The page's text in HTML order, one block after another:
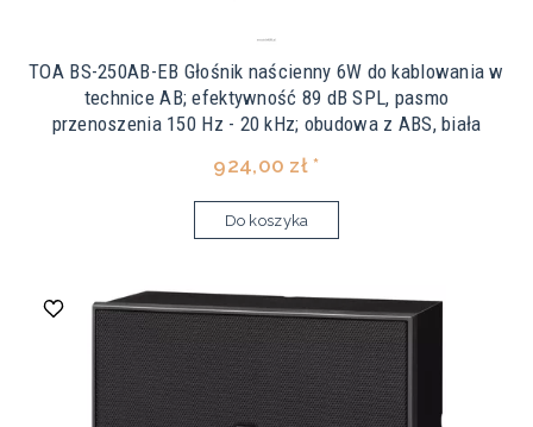
TOA BS-250AB-EB Głośnik naścienny 6W do kablowania w
technice AB; efektywność 89 dB SPL, pasmo
przenoszenia 150 Hz - 20 kHz; obudowa z ABS, biała
924,00 zł *
Do koszyka